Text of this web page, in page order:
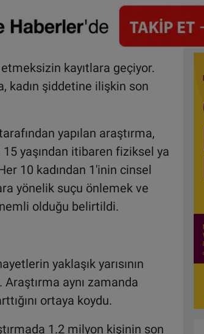
kayıtlara geçiyor.
kadın şiddetine ilişkin son
yapılan araştırma,
15 yaşından itibaren fiziksel ya
10 kadından 1'inin cinsel
yönelik suçu önlemek ve
olduğu belirtildi.
yaklaşık yarısının
aynı zamanda
ortaya koydu.
1.2 milyon kişinin son